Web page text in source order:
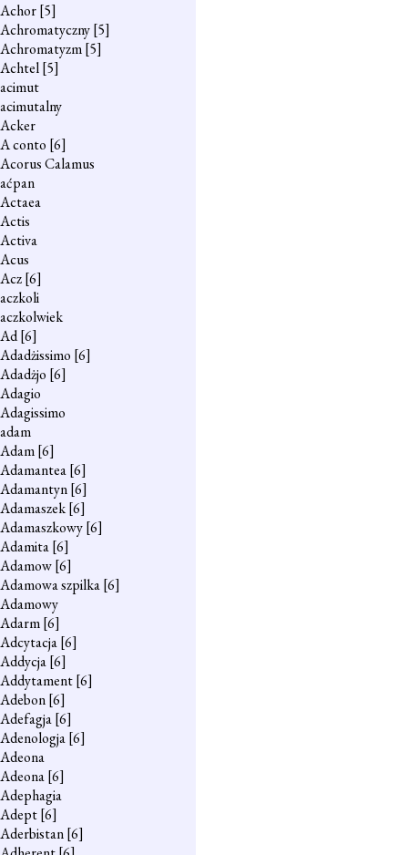
Achor[5]
Achromatyczny[5]
Achromatyzm[5]
Achtel[5]
acimut
acimutalny
Acker
A conto [6]
Acorus Calamus
aćpan
Actaea
Actis
Activa
Acus
Acz[6]
aczkoli
aczkolwiek
Ad[6]
Adadżissimo [6]
Adadżjo [6]
Adagio
Adagissimo
adam
Adam[6]
Adamantea[6]
Adamantyn[6]
Adamaszek[6]
Adamaszkowy[6]
Adamita[6]
Adamow[6]
Adamowa szpilka[6]
Adamowy
Adarm[6]
Adcytacja[6]
Addycja[6]
Addytament[6]
Adebon[6]
Adefagja[6]
Adenologja[6]
Adeona
Adeona[6]
Adephagia
Adept[6]
Aderbistan[6]